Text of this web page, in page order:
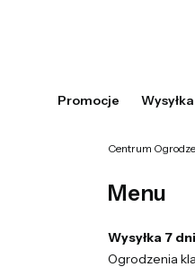
Promocje
Centrum
Menu
Wysyłka 7 dni
Ogrodzenia